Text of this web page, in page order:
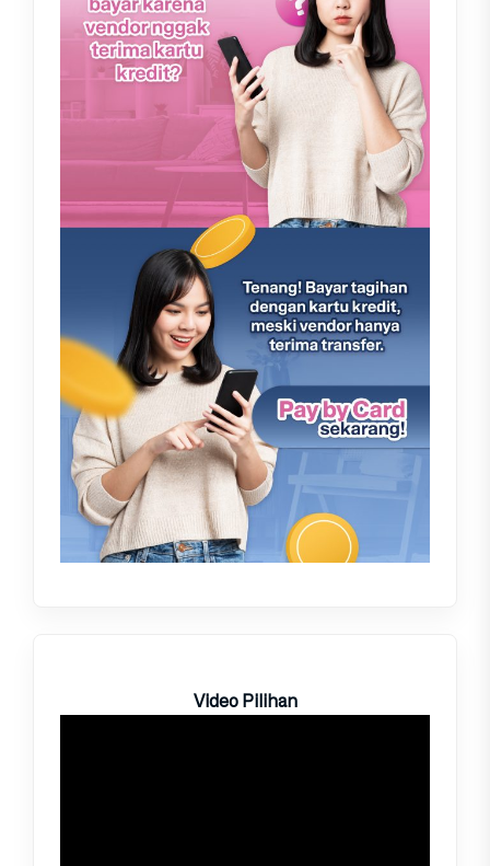
Video Pilihan